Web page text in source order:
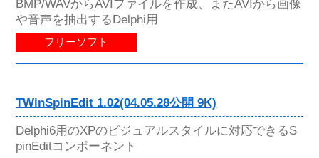
BMP/WAVからAVIファイルを作成、またAVIから画像
や音声を抽出するDelphi用
フリーソフト
TWinSpinEdit 1.02(04.05.28公開 9K)
Delphi6用のXPのビジュアルスタイルに対応できるS
pinEditコンポーネント